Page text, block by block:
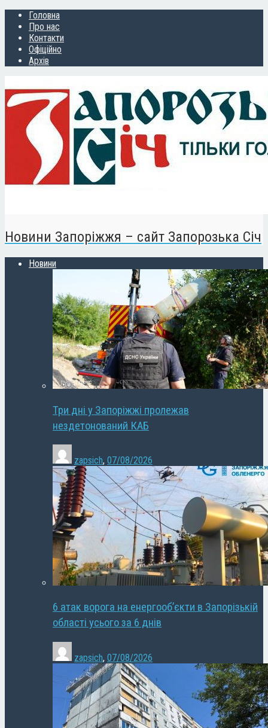
Головна
Про нас
Контакти
Офіційно
Архів
Новини Запоріжжя – сайт Запорозька Січ
Новини
Три дні у Запоріжжі пролежав
нездетонований КАБ
zapsich, 07/08/2026
6 атак ворога на енергооб’єкти в Запорізькій
області усього за 6 днів
zapsich, 07/08/2026